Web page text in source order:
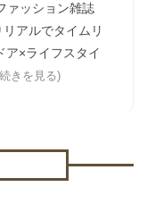
ァッション雑誌
アルでタイムリ
ア×ライフスタイ
きを見る)